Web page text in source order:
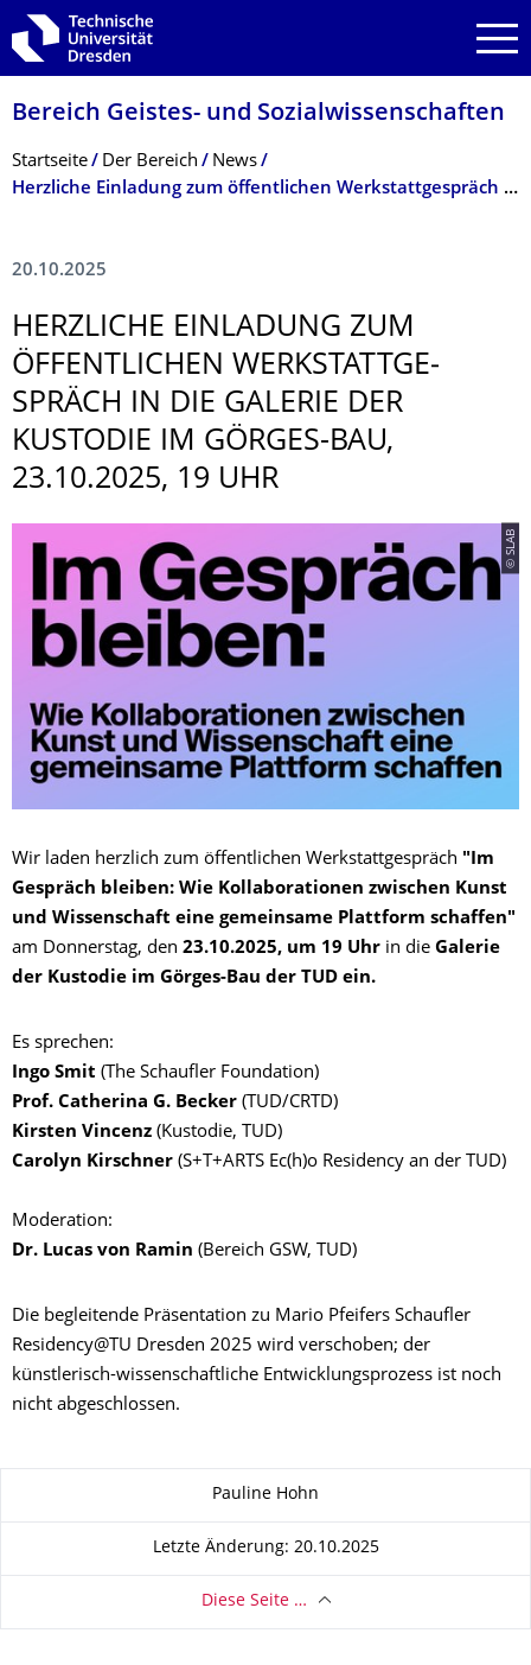
Zur Hauptnavigation springen
Zur Suche springen
Zum Inhalt springen
Bereich Geistes- und Sozialwissenschaf­ten
Breadcrumb-Menü
Startseite Der Bereich
News
Herzliche Einladung zum öffentlichen Werkstattgespräch in die Galerie der Kustodie im Görges-Bau, 23.10.2025, 19 Uhr
20.10.2025
HERZLICHE EINLADUNG ZUM
ÖFFENTLICHEN WERKSTATTGE­
SPRÄCH IN DIE GALERIE DER
KUSTODIE IM GÖRGES-BAU,
23.10.2025, 19 UHR
© SLAB
Wir laden herzlich zum öffentlichen Werkstattgespräch "Im
Gespräch bleiben: Wie Kollaborationen zwischen Kunst
und Wissenschaft eine gemeinsame Plattform schaffen"
am Donnerstag, den 23.10.2025, um 19 Uhr in die Galerie
der Kustodie im Görges-Bau der TUD ein.
Es sprechen:
Ingo Smit (The Schaufler Foundation)
Prof. Catherina G. Becker (TUD/CRTD)
Kirsten Vincenz (Kustodie, TUD)
Carolyn Kirschner (S+T+ARTS Ec(h)o Residency an der TUD)
Moderation:
Dr. Lucas von Ramin (Bereich GSW, TUD)
Die begleitende Präsentation zu Mario Pfeifers Schaufler
Residency@TU Dresden 2025 wird verschoben; der
künstlerisch-wissenschaftliche Entwicklungsprozess ist noch
nicht abgeschlossen.
Pauline Hohn
Letzte Änderung: 20.10.2025
Diese Seite …